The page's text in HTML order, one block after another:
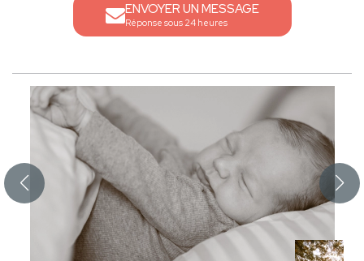
ENVOYER UN MESSAGE
Réponse sous 24 heures